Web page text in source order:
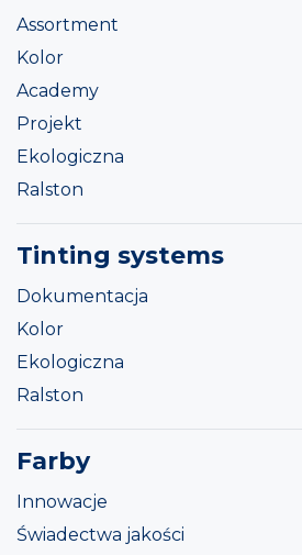
Assortment
Kolor
Academy
Projekt
Ekologiczna
Ralston
Tinting systems
Dokumentacja
Kolor
Ekologiczna
Ralston
Farby
Innowacje
Świadectwa jakości